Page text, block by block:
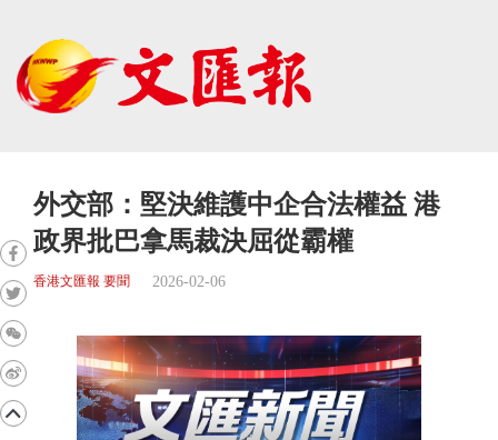
外交部：堅決維護中企合法權益 港
政界批巴拿馬裁決屈從霸權
香港文匯報 要聞 2026-02-06